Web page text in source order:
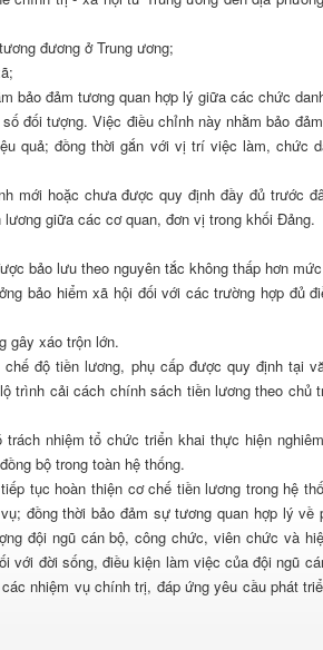
đương ở Trung ương;
bảo đảm tương quan hợp lý giữa các chức
đối tượng. Việc điều chỉnh này nhằm bảo
quả; đồng thời gắn với vị trí việc làm, chức
mới hoặc chưa được quy định đầy đủ trước
giữa các cơ quan, đơn vị trong khối Đảng.
bảo lưu theo nguyên tắc không thấp hơn
bảo hiểm xã hội đối với các trường hợp đủ
gây xáo trộn lớn.
độ tiền lương, phụ cấp được quy định tại
trình cải cách chính sách tiền lương theo chủ
nhiệm tổ chức triển khai thực hiện
bộ trong toàn hệ thống.
tục hoàn thiện cơ chế tiền lương trong hệ
đồng thời bảo đảm sự tương quan hợp lý về
đội ngũ cán bộ, công chức, viên chức và
với đời sống, điều kiện làm việc của đội ngũ
nhiệm vụ chính trị, đáp ứng yêu cầu phát